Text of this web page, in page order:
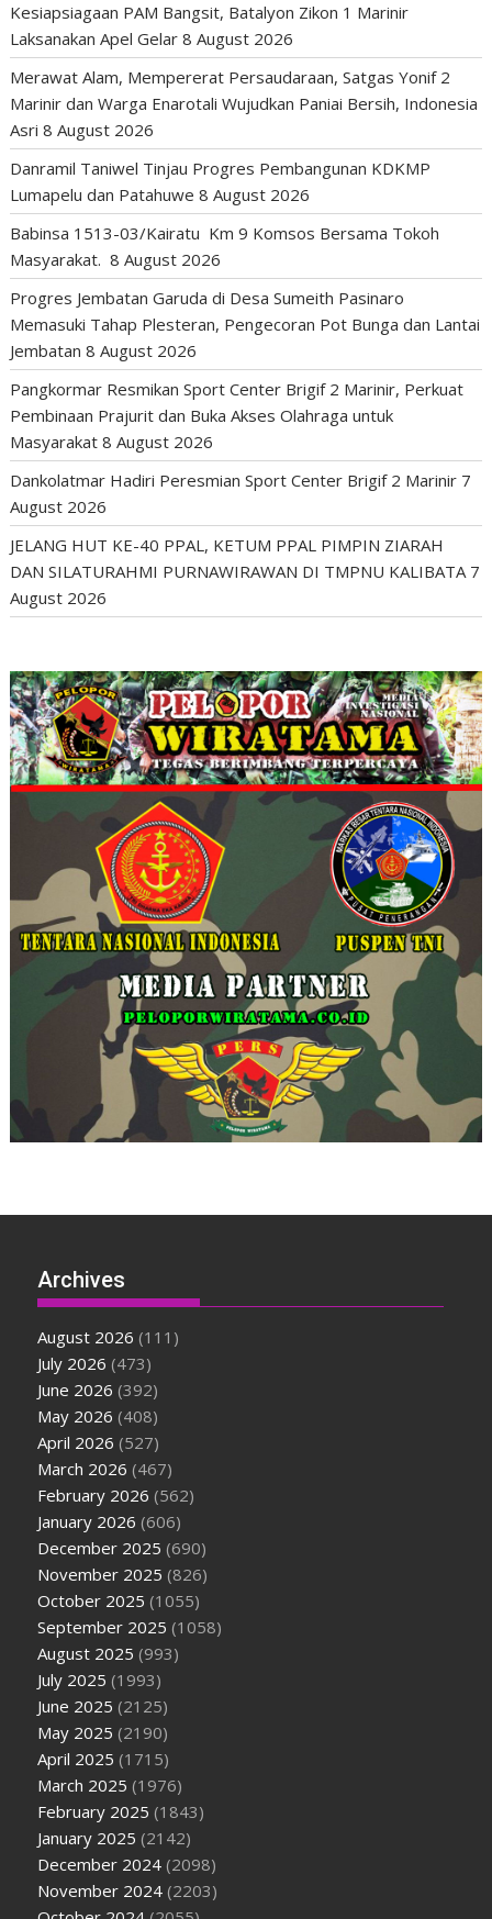
Kesiapsiagaan PAM Bangsit, Batalyon Zikon 1 Marinir
Laksanakan Apel Gelar 8 August 2026
Merawat Alam, Mempererat Persaudaraan, Satgas Yonif 2
Marinir dan Warga Enarotali Wujudkan Paniai Bersih, Indonesia
Asri 8 August 2026
Danramil Taniwel Tinjau Progres Pembangunan KDKMP
Lumapelu dan Patahuwe 8 August 2026
Babinsa 1513-03/Kairatu Km 9 Komsos Bersama Tokoh
Masyarakat. 8 August 2026
Progres Jembatan Garuda di Desa Sumeith Pasinaro
Memasuki Tahap Plesteran, Pengecoran Pot Bunga dan Lantai
Jembatan 8 August 2026
Pangkormar Resmikan Sport Center Brigif 2 Marinir, Perkuat
Pembinaan Prajurit dan Buka Akses Olahraga untuk
Masyarakat 8 August 2026
Dankolatmar Hadiri Peresmian Sport Center Brigif 2 Marinir 7
August 2026
JELANG HUT KE-40 PPAL, KETUM PPAL PIMPIN ZIARAH
DAN SILATURAHMI PURNAWIRAWAN DI TMPNU KALIBATA 7
August 2026
Archives
August 2026 (111)
July 2026 (473)
June 2026 (392)
May 2026 (408)
April 2026 (527)
March 2026 (467)
February 2026 (562)
January 2026 (606)
December 2025 (690)
November 2025 (826)
October 2025 (1055)
September 2025 (1058)
August 2025 (993)
July 2025 (1993)
June 2025 (2125)
May 2025 (2190)
April 2025 (1715)
March 2025 (1976)
February 2025 (1843)
January 2025 (2142)
December 2024 (2098)
November 2024 (2203)